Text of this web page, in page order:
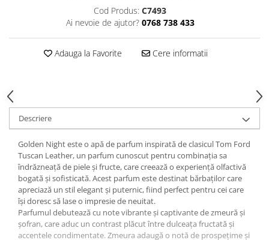
Hrana Uscata
Hrana Umeda
Hrana Uscata
Ingrijire Animale
Ingrijire Copii
Accesorii Ingrijire Copii
Dus si Baie
Accesorii Baie
Gel de Dus pentru Copii
Pudra de Talc
Cod Produs: C7493
Ai nevoie de ajutor? 0768 738 433
Adauga la Favorite Cere informatii
Descriere
Golden Night este o apă de parfum inspirată de clasicul Tom Ford
Tuscan Leather, un parfum cunoscut pentru combinația sa
îndrăzneață de piele și fructe, care creează o experiență olfactivă
bogată și sofisticată. Acest parfum este destinat bărbaților care
apreciază un stil elegant și puternic, fiind perfect pentru cei care
își doresc să lase o impresie de neuitat.
Parfumul debutează cu note vibrante și captivante de zmeură și
șofran, care aduc un contrast plăcut între dulceața fructată și
accentele condimentate. Zmeura adaugă o notă de prospețime și